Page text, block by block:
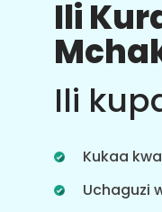
Ili
Ili
Kukaa
Uchaguzi
Faida Zetu
wa
mgonjwa wa
wakati.
kuhusu